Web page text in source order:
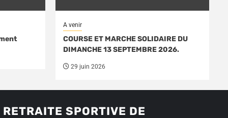
A venir
COURSE ET MARCHE SOLIDAIRE DU
DIMANCHE 13 SEPTEMBRE 2026.
29 juin 2026
RETRAITE SPORTIVE DE